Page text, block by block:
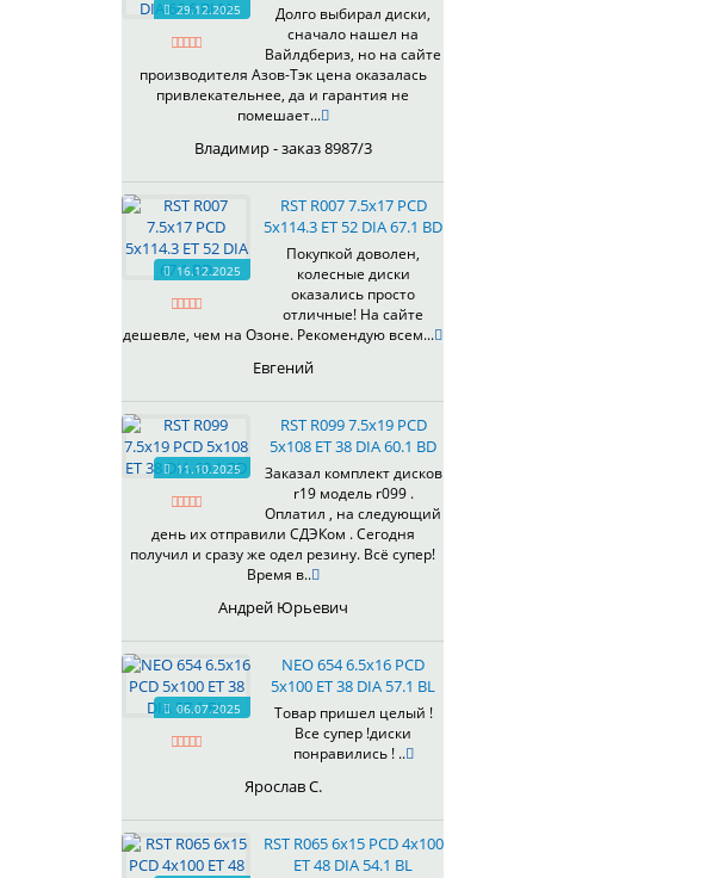
29.12.2025
Долго выбирал диски,
сначало нашел на
Вайлдбериз, но на сайте
производителя Азов-Тэк цена оказалась
привлекательнее, да и гарантия не
помешает...
Владимир - заказ 8987/3
16.12.2025
RST R007 7.5x17 PCD
5x114.3 ET 52 DIA 67.1 BD
Покупкой доволен,
колесные диски
оказались просто
отличные! На сайте
дешевле, чем на Озоне. Рекомендую всем...
Евгений
11.10.2025
RST R099 7.5x19 PCD
5x108 ET 38 DIA 60.1 BD
Заказал комплект дисков
r19 модель r099 .
Оплатил , на следующий
день их отправили СДЭКом . Сегодня
получил и сразу же одел резину. Всё супер!
Время в..
Андрей Юрьевич
06.07.2025
NEO 654 6.5x16 PCD
5x100 ET 38 DIA 57.1 BL
Товар пришел целый !
Все супер !диски
понравились ! ..
Ярослав С.
RST R065 6x15 PCD 4x100
ET 48 DIA 54.1 BL